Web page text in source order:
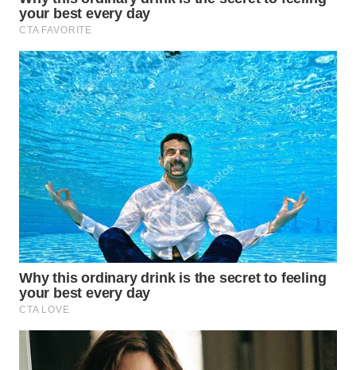
WN
CIANJUR
WN
KEPULAUAN
SERIBU
WN
TANGERANG
WN
BINJAI
WN
CIREBON
INDRAMAYU